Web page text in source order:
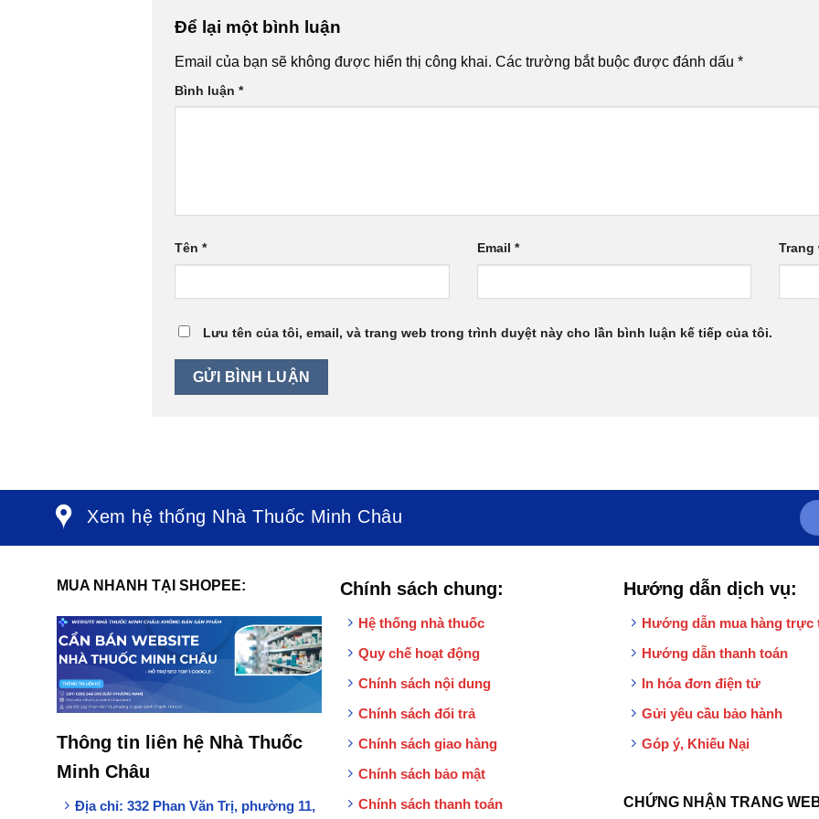
Để lại một bình luận
Email của bạn sẽ không được hiển thị công khai. Các trường bắt buộc được đánh dấu*
Bình luận*
Tên* Email * Trang
Lưu tên của tôi, email, và trang web trong trình duyệt này cho lần bình luận kế tiếp của tôi.
Xem hệ thống Nhà Thuốc Minh Châu
MUA NHANH TẠI SHOPEE:
Thông tin liên hệ Nhà Thuốc
Minh Châu
Địa chỉ: 332 Phan Văn Trị, phường 11,
Chính sách chung:
Hệ thống nhà thuốc
Quy chế hoạt động
Chính sách nội dung
Chính sách đổi trả
Chính sách giao hàng
Chính sách bảo mật
Chính sách thanh toán
Hướng dẫn dịch vụ:
Hướng dẫn mua hàng trực
Hướng dẫn thanh toán
In hóa đơn điện tử
Gửi yêu cầu bảo hành
Góp ý, Khiếu Nại
CHỨNG NHẬN TRANG